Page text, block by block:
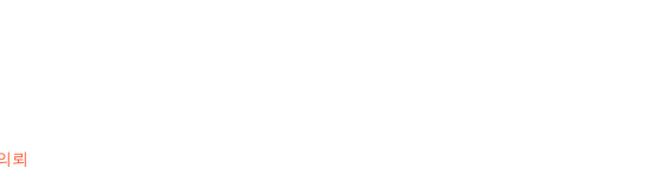
뢰